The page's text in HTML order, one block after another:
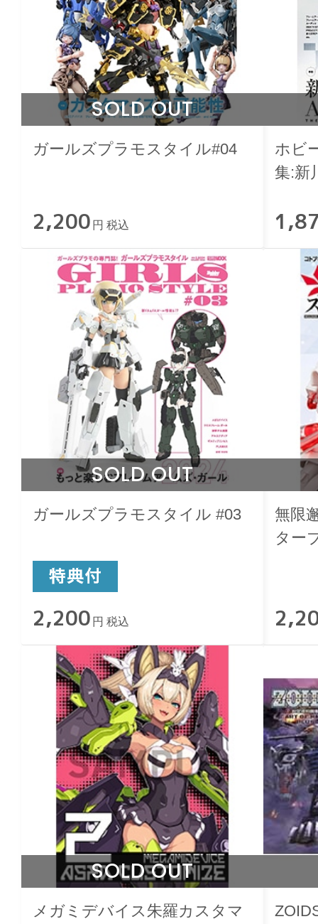
SOLD OUT
ガールズプラモスタイル#04
2,200 円 税込
ホビ
集:新
SOLD OUT
ガールズプラモスタイル #03
2,200 円 税込
無限
ター
SOLD OUT
メガミデバイス朱羅カスタマ